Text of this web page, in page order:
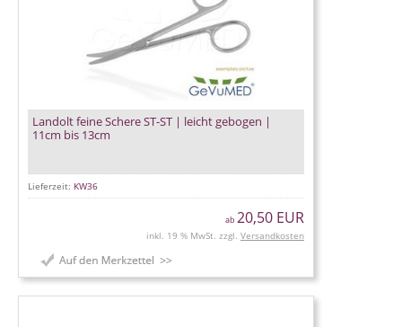
Landolt feine Schere ST-ST | leicht gebogen |
11cm bis 13cm
Lieferzeit: KW36
ab 20,50 EUR
inkl. 19 % MwSt. zzgl. Versandkosten